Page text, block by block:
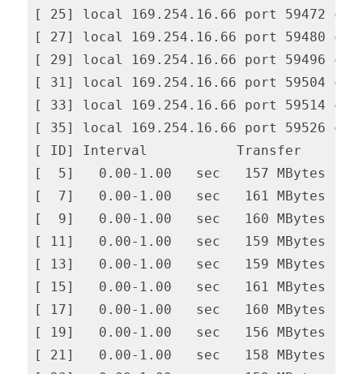
[ 25] local 169.254.16.66 port 59472
[ 27] local 169.254.16.66 port 59480
[ 29] local 169.254.16.66 port 59496
[ 31] local 169.254.16.66 port 59504
[ 33] local 169.254.16.66 port 59514
[ 35] local 169.254.16.66 port 59526
[ ID] Interval           Transfer
[  5]   0.00-1.00   sec   157 MBytes
[  7]   0.00-1.00   sec   161 MBytes
[  9]   0.00-1.00   sec   160 MBytes
[ 11]   0.00-1.00   sec   159 MBytes
[ 13]   0.00-1.00   sec   159 MBytes
[ 15]   0.00-1.00   sec   161 MBytes
[ 17]   0.00-1.00   sec   160 MBytes
[ 19]   0.00-1.00   sec   156 MBytes
[ 21]   0.00-1.00   sec   158 MBytes